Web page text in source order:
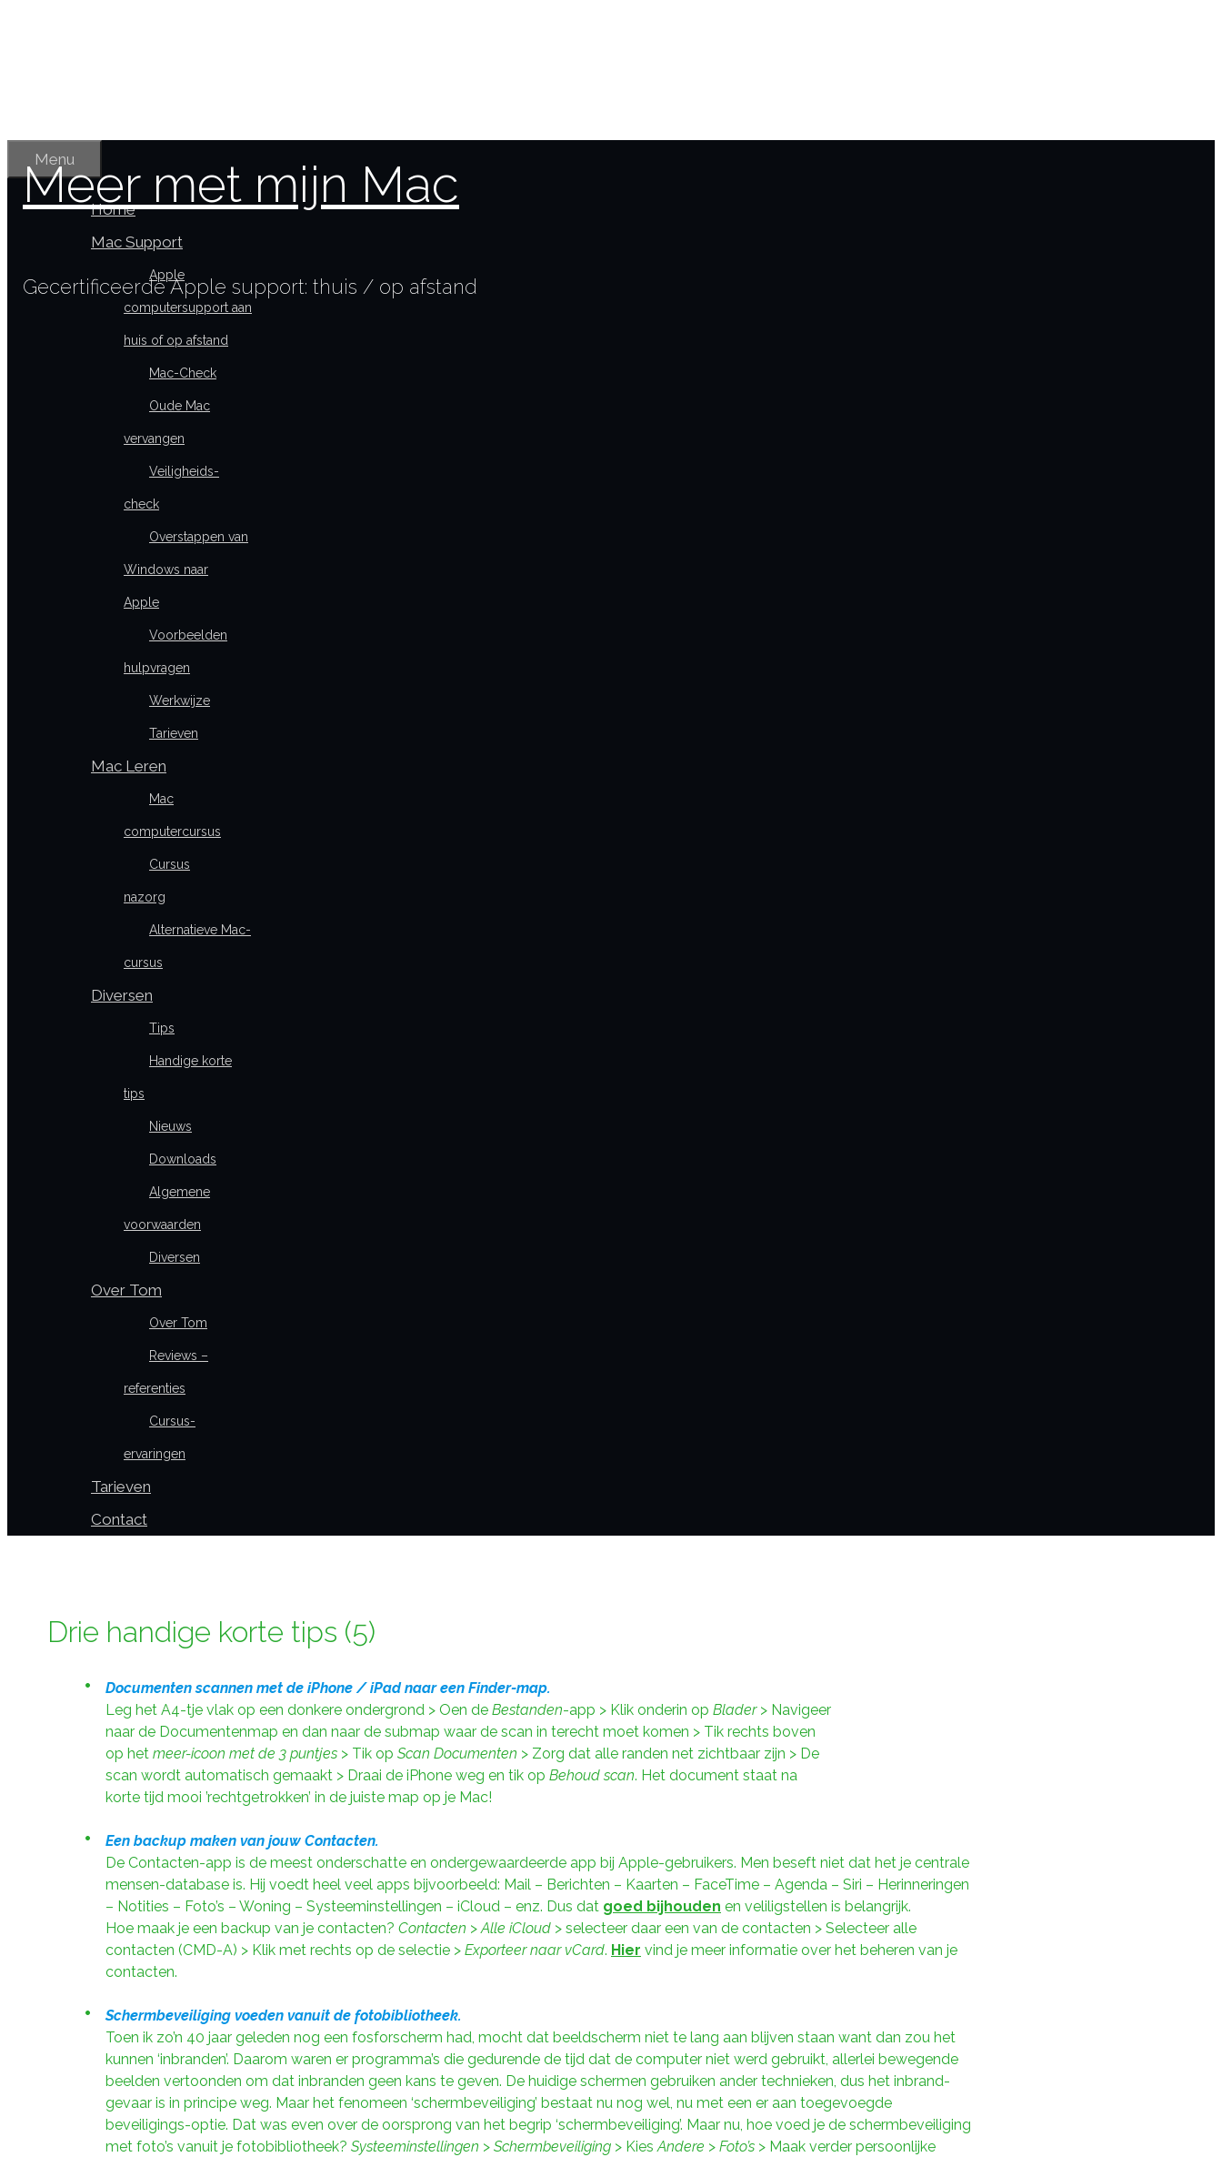
Meer met mijn Mac
Gecertificeerde Apple support: thuis / op afstand
Menu
Home
Mac Support
Apple
computersupport aan
huis of op afstand
Mac-Check
Oude Mac
vervangen
Veiligheids-
check
Overstappen van
Windows naar
Apple
Voorbeelden
hulpvragen
Werkwijze
Tarieven
Mac Leren
Mac
computercursus
Cursus
nazorg
Alternatieve Mac-
cursus
Diversen
Tips
Handige korte
tips
Nieuws
Downloads
Algemene
voorwaarden
Diversen
Over Tom
Over Tom
Reviews –
referenties
Cursus-
ervaringen
Tarieven
Contact
Drie handige korte tips (5)
Documenten scannen met de iPhone / iPad naar een Finder-map.
Leg het A4-tje vlak op een donkere ondergrond > Oen de Bestanden-app > Klik onderin op Blader> Navigeer
naar de Documentenmap en dan naar de submap waar de scan in terecht moet komen > Tik rechts boven
op het meer-icoon met de 3 puntjes > Tik op Scan Documenten > Zorg dat alle randen net zichtbaar zijn > De
scan wordt automatisch gemaakt > Draai de iPhone weg en tik op Behoud scan. Het document staat na
korte tijd mooi ’rechtgetrokken’ in de juiste map op je Mac!
Een backup maken van jouw Contacten.
De Contacten-app is de meest onderschatte en ondergewaardeerde app bij Apple-gebruikers. Men beseft niet dat het je centrale
mensen-database is. Hij voedt heel veel apps bijvoorbeeld: Mail – Berichten – Kaarten – FaceTime – Agenda – Siri – Herinneringen
– Notities – Foto’s – Woning – Systeeminstellingen – iCloud – enz. Dus dat goed bijhouden en veliligstellen is belangrijk.
Hoe maak je een backup van je contacten? Contacten >Alle iCloud > selecteer daar een van de contacten > Selecteer alle
contacten (CMD-A) > Klik met rechts op de selectie > Exporteer naar vCard. Hier vind je meer informatie over het beheren van je
contacten.
Schermbeveiliging voeden vanuit de fotobibliotheek.
Toen ik zo’n 40 jaar geleden nog een fosforscherm had, mocht dat beeldscherm niet te lang aan blijven staan want dan zou het
kunnen ‘inbranden’. Daarom waren er programma’s die gedurende de tijd dat de computer niet werd gebruikt, allerlei bewegende
beelden vertoonden om dat inbranden geen kans te geven. De huidige schermen gebruiken ander technieken, dus het inbrand-
gevaar is in principe weg. Maar het fenomeen ‘schermbeveiliging’ bestaat nu nog wel, nu met een er aan toegevoegde
beveiligings-optie. Dat was even over de oorsprong van het begrip ‘schermbeveiliging’. Maar nu, hoe voed je de schermbeveiliging
met foto’s vanuit je fotobibliotheek? Systeeminstellingen > Schermbeveiliging > KiesAndere > Foto’s > Maak verder persoonlijke